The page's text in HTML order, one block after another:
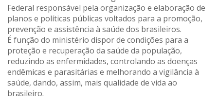
Federal responsável pela organização e elaboração de
planos e políticas públicas voltados para a promoção,
prevenção e assistência à saúde dos brasileiros.
É função do ministério dispor de condições para a
proteção e recuperação da saúde da população,
reduzindo as enfermidades, controlando as doenças
endêmicas e parasitárias e melhorando a vigilância à
saúde, dando, assim, mais qualidade de vida ao
brasileiro.